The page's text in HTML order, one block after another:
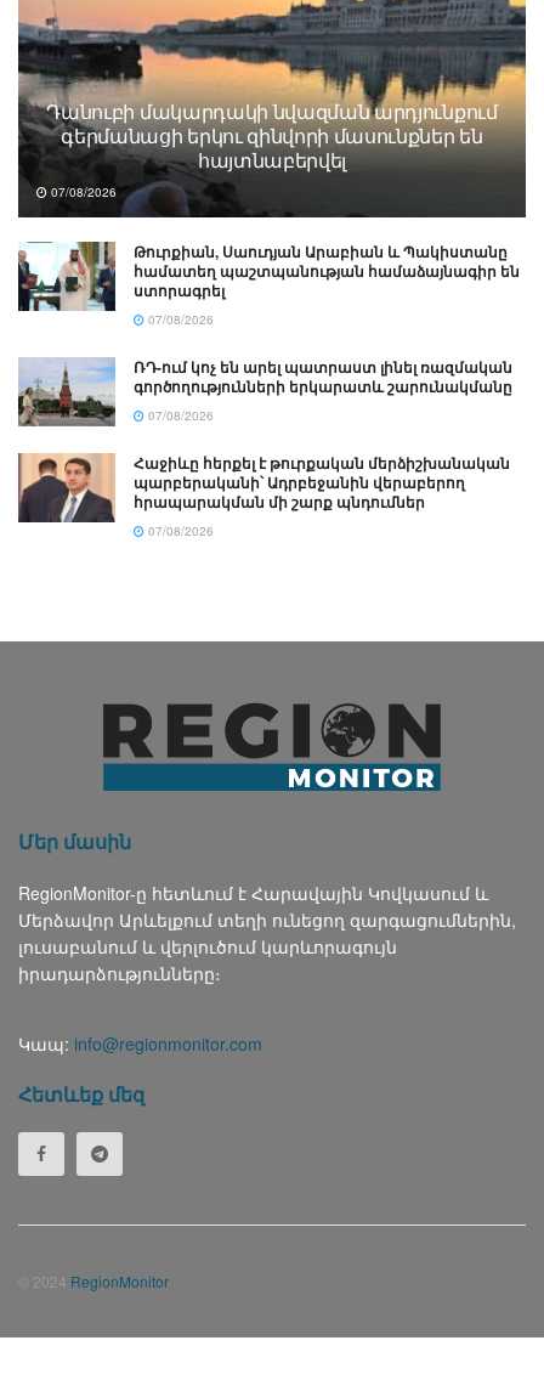
Դանուբի մակարդակի նվազման արդյունքում
գերմանացի երկու զինվորի մասունքներ են
հայտնաբերվել
07/08/2026
Թուրքիան, Սաուդյան Արաբիան և Պակիստանը
համատեղ պաշտպանության համաձայնագիր են
ստորագրել
07/08/2026
ՌԴ-ում կոչ են արել պատրաստ լինել ռազմական
գործողությունների երկարատև շարունակմանը
07/08/2026
Հաջիևը հերքել է թուրքական մերձիշխանական
պարբերականի՝ Ադրբեջանին վերաբերող
հրապարակման մի շարք պնդումներ
07/08/2026
Մեր մասին
RegionMonitor-ը հետևում է Հարավային Կովկասում և
Մերձավոր Արևելքում տեղի ունեցող զարգացումներին,
լուսաբանում և վերլուծում կարևորագույն
իրադարձությունները։
Կապ: info@regionmonitor.com
Հետևեք մեզ
© 2024 RegionMonitor